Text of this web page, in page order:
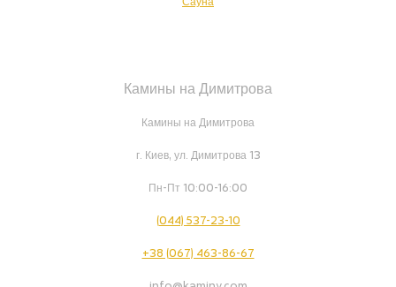
Камины на Димитрова
Камины на Димитрова
г. Киев, ул. Димитрова 13
Пн-Пт 10:00-16:00
(044) 537-23-10
+38 (067) 463-86-67